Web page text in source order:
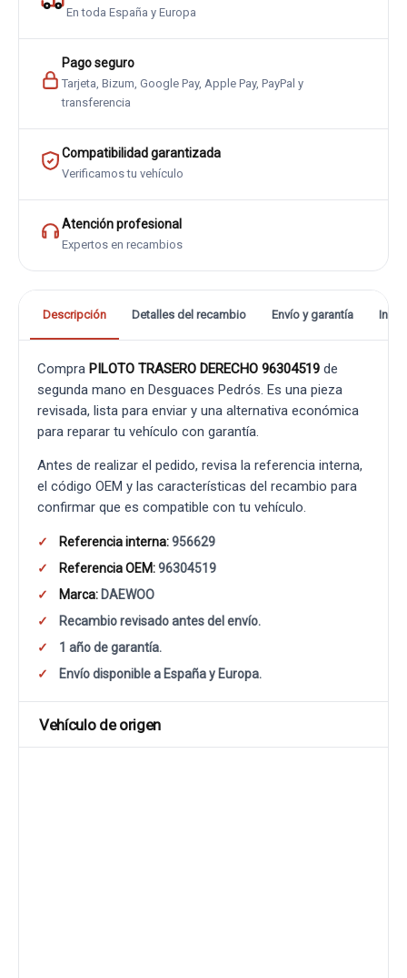
En toda España y Europa
Pago seguro
Tarjeta, Bizum, Google Pay, Apple Pay, PayPal y
transferencia
Compatibilidad garantizada
Verificamos tu vehículo
Atención profesional
Expertos en recambios
Descripción Detalles del recambio Envío y garantía
Compra PILOTO TRASERO DERECHO 96304519 de
segunda mano en Desguaces Pedrós. Es una pieza
revisada, lista para enviar y una alternativa económica
para reparar tu vehículo con garantía.
Antes de realizar el pedido, revisa la referencia interna,
el código OEM y las características del recambio para
confirmar que es compatible con tu vehículo.
Referencia interna:956629
Referencia OEM:96304519
Marca: DAEWOO
Recambio revisado antes del envío.
1 año de garantía.
Envío disponible a España y Europa.
Vehículo de origen